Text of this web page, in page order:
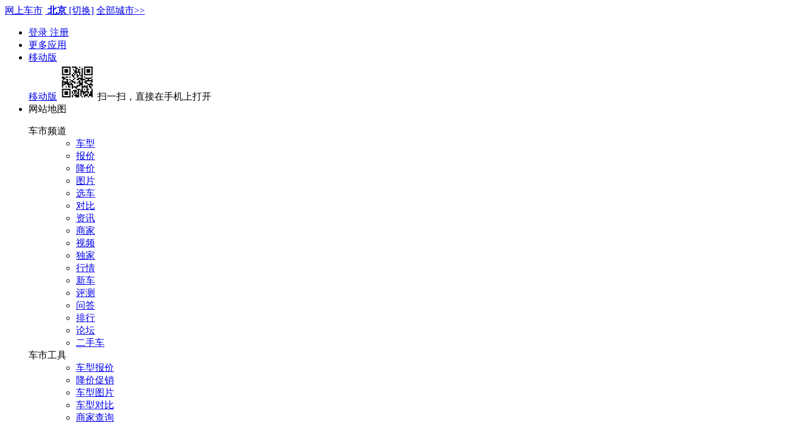
网上车市 北京 [切换] 全部城市>>
登录 注册
更多应用
移动版
移动版
扫一扫，直接在手机上打开
网站地图
车市频道
车型
报价
降价
图片
选车
对比
资讯
商家
视频
独家
行情
新车
评测
问答
排行
论坛
二手车
车市工具
车型报价
降价促销
车型图片
车型对比
商家查询